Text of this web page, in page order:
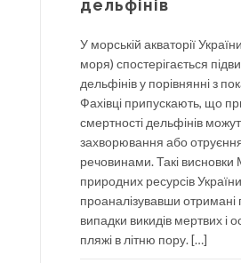
дельфінів
У морській акваторії
моря) спостерігається
дельфінів у порівнянні з
Фахівці припускають, що
смертності дельфінів
захворювання або
речовинами. Такі висновки
природних ресурсів
проаналізувавши
випадки викидів мертвих і
пляжі в літню пору. […]